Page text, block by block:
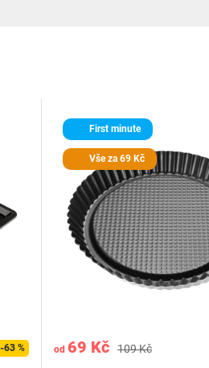
-63 %
First minute
Vše za 69 Kč
od 69 Kč 109 Kč